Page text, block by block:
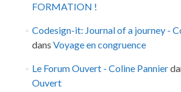
FORMATION !
Codesign-it: Journal of a journey -
dans Voyage en congruence
Le Forum Ouvert - Coline Pannier
Ouvert